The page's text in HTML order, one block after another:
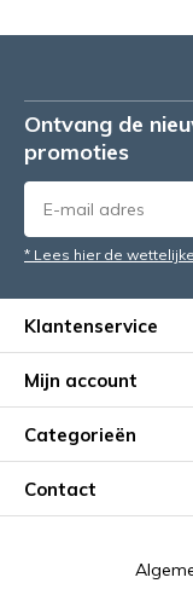
Ontvang de
promoties
* Lees hier de
Klantenservice
Mijn account
Categorieën
Contact